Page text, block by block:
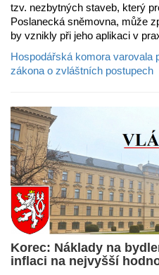
tzv. nezbytných staveb, který
Poslanecká sněmovna, může
by vznikly při jeho aplikaci v
Hospodářská komora varovala
zákona o zvláštních postupech
Korec: Náklady na
inflaci na nejvyšší